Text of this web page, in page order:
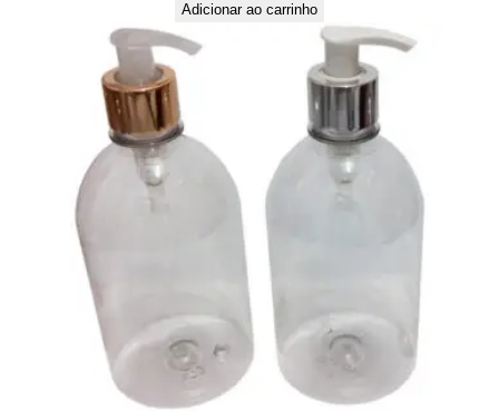
Adicionar ao carrinho